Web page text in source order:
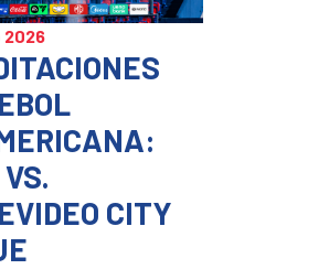
2026
CITY